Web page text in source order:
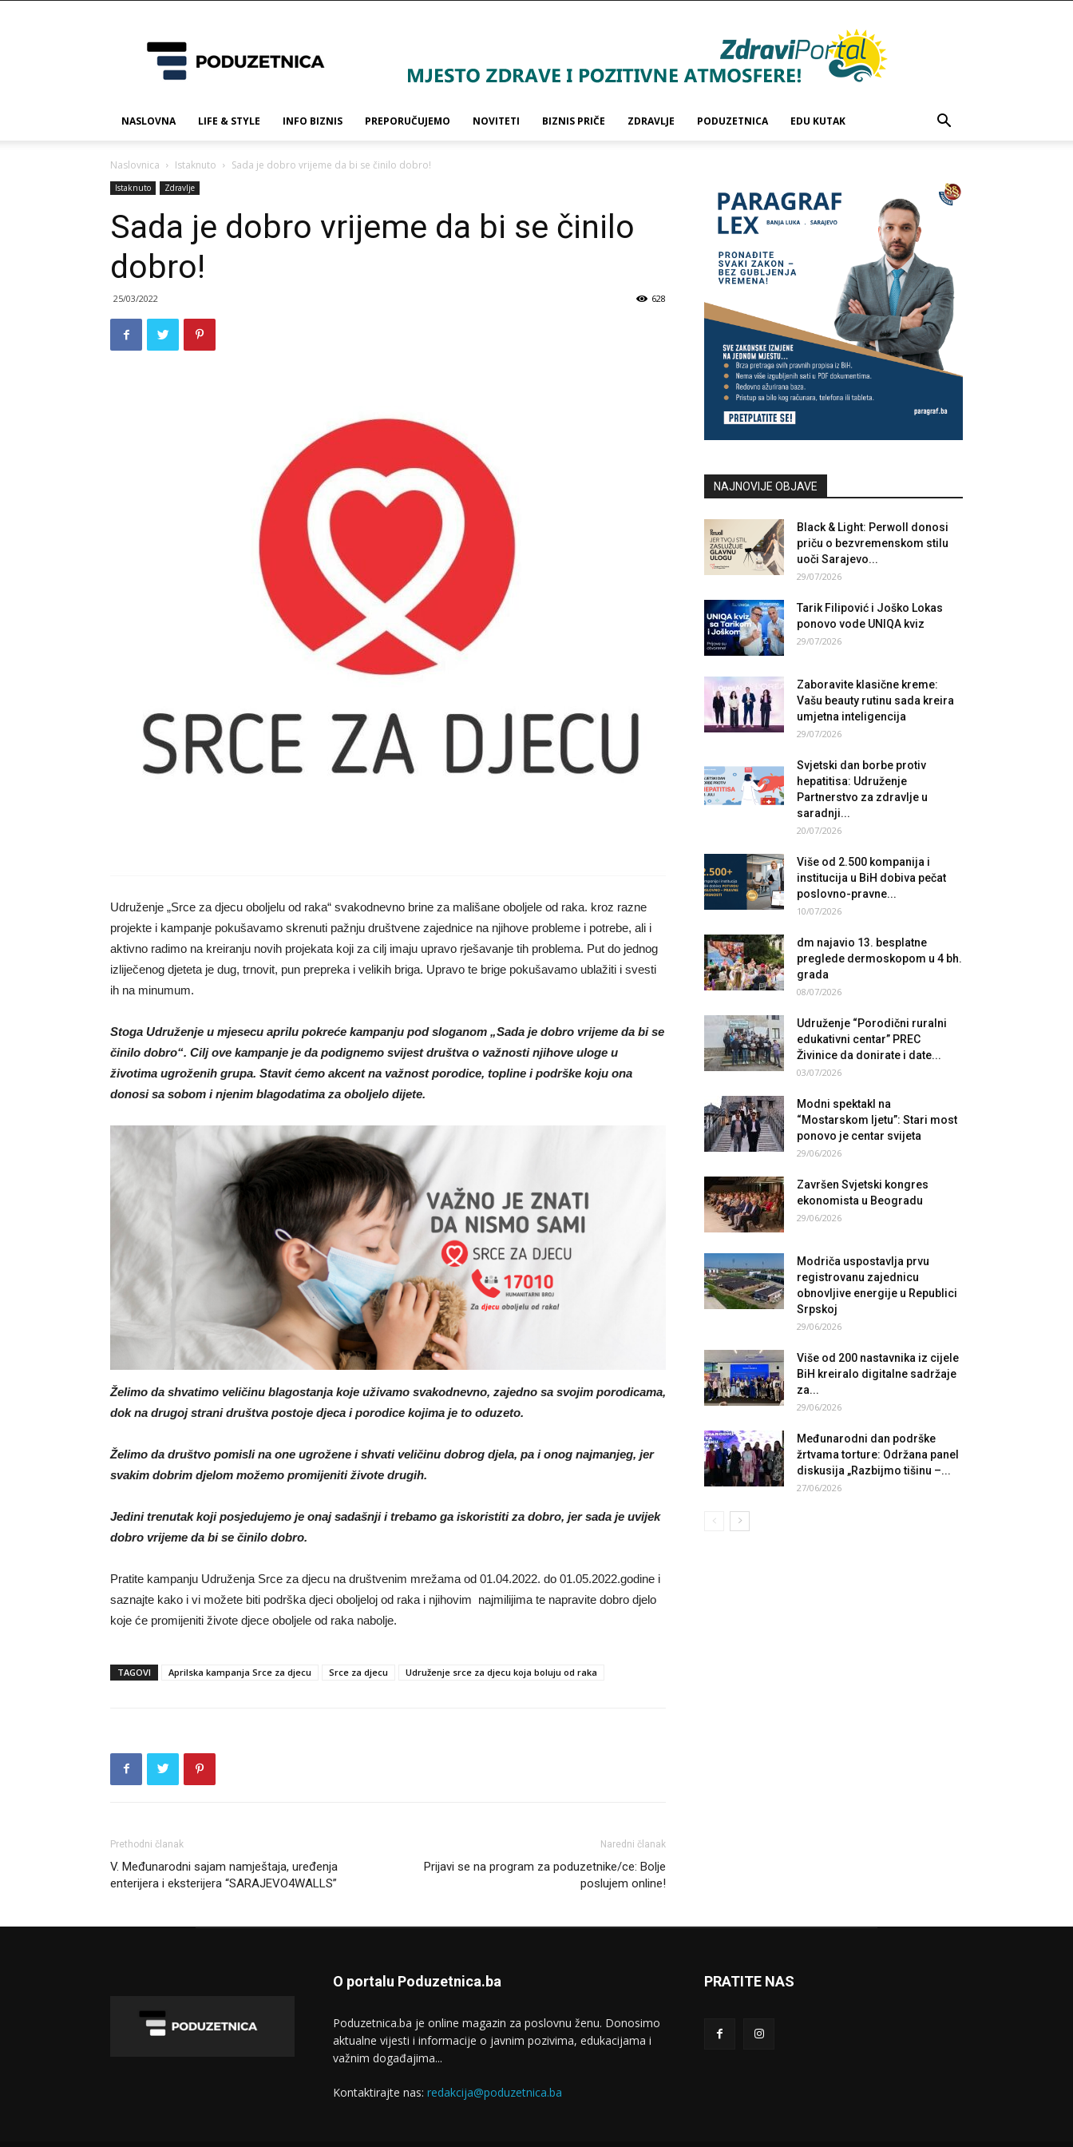
NASLOVNA LIFE & STYLE INFO BIZNIS PREPORUČUJEMO NOVITETI BIZNIS PRIČE ZDRAVLJE PODUZETNICA EDU KUTAK
Naslovnica Istaknuto Sada je dobro vrijeme da bi se činilo dobro!
Istaknuto Zdravlje
Sada je dobro vrijeme da bi se činilo
dobro!
25/03/2022 628
Udruženje „Srce za djecu oboljelu od raka“ svakodnevno brine za mališane oboljele od raka. kroz razne
projekte i kampanje pokušavamo skrenuti pažnju društvene zajednice na njihove probleme i potrebe, ali i
aktivno radimo na kreiranju novih projekata koji za cilj imaju upravo rješavanje tih problema. Put do jednog
izliječenog djeteta je dug, trnovit, pun prepreka i velikih briga. Upravo te brige pokušavamo ublažiti i svesti
ih na minumum.
Stoga Udruženje u mjesecu aprilu pokreće kampanju pod sloganom „Sada je dobro vrijeme da bi se
činilo dobro“. Cilj ove kampanje je da podignemo svijest društva o važnosti njihove uloge u
životima ugroženih grupa. Stavit ćemo akcent na važnost porodice, topline i podrške koju ona
donosi sa sobom i njenim blagodatima za oboljelo dijete.
Želimo da shvatimo veličinu blagostanja koje uživamo svakodnevno, zajedno sa svojim porodicama,
dok na drugoj strani društva postoje djeca i porodice kojima je to oduzeto.
Želimo da društvo pomisli na one ugrožene i shvati veličinu dobrog djela, pa i onog najmanjeg, jer
svakim dobrim djelom možemo promijeniti živote drugih.
Jedini trenutak koji posjedujemo je onaj sadašnji i trebamo ga iskoristiti za dobro, jer sada je uvijek
dobro vrijeme da bi se činilo dobro.
Pratite kampanju Udruženja Srce za djecu na društvenim mrežama od 01.04.2022. do 01.05.2022.godine i
saznajte kako i vi možete biti podrška djeci oboljeloj od raka i njihovim najmilijima te napravite dobro djelo
koje će promijeniti živote djece oboljele od raka nabolje.
TAGOVI Aprilska kampanja Srce za djecu Srce za djecu Udruženje srce za djecu koja boluju od raka
Prethodni članak
V. Međunarodni sajam namještaja, uređenja
enterijera i eksterijera “SARAJEVO4WALLS”
Naredni članak
Prijavi se na program za poduzetnike/ce: Bolje
poslujem online!
NAJNOVIJE OBJAVE
Black & Light: Perwoll donosi
priču o bezvremenskom stilu
uoči Sarajevo...
29/07/2026
Tarik Filipović i Joško Lokas
ponovo vode UNIQA kviz
29/07/2026
Zaboravite klasične kreme:
Vašu beauty rutinu sada kreira
umjetna inteligencija
29/07/2026
Svjetski dan borbe protiv
hepatitisa: Udruženje
Partnerstvo za zdravlje u
saradnji...
20/07/2026
Više od 2.500 kompanija i
institucija u BiH dobiva pečat
poslovno-pravne...
10/07/2026
dm najavio 13. besplatne
preglede dermoskopom u 4 bh.
grada
08/07/2026
Udruženje “Porodični ruralni
edukativni centar” PREC
Živinice da donirate i date...
03/07/2026
Modni spektakl na
“Mostarskom ljetu”: Stari most
ponovo je centar svijeta
29/06/2026
Završen Svjetski kongres
ekonomista u Beogradu
29/06/2026
Modriča uspostavlja prvu
registrovanu zajednicu
obnovljive energije u Republici
Srpskoj
29/06/2026
Više od 200 nastavnika iz cijele
BiH kreiralo digitalne sadržaje
za...
29/06/2026
Međunarodni dan podrške
žrtvama torture: Održana panel
diskusija „Razbijmo tišinu –...
27/06/2026
O portalu Poduzetnica.ba
Poduzetnica.ba je online magazin za poslovnu ženu. Donosimo
aktualne vijesti i informacije o javnim pozivima, edukacijama i
važnim događajima...
Kontaktirajte nas: redakcija@poduzetnica.ba
PRATITE NAS